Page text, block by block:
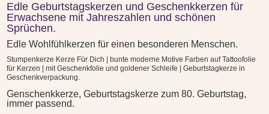
Geburtstag
mit
Jahreszahl
Spruch
Menge
Edle Geburtstagskerzen und Geschenkkerzen für
Erwachsene mit Jahreszahlen und schönen
Sprüchen.
Edle Wohlfühlkerzen für einen besonderen Menschen.
Stumpenkerze Kerze Für Dich | bunte moderne Motive Farben auf Tattoofolie
für Kerzen | mit Geschenkfolie und goldener Schleife | Geburtstagkerze in
Geschenkverpackung.
Genschenkkerze, Geburtstagskerze zum 80. Geburtstag,
immer passend.